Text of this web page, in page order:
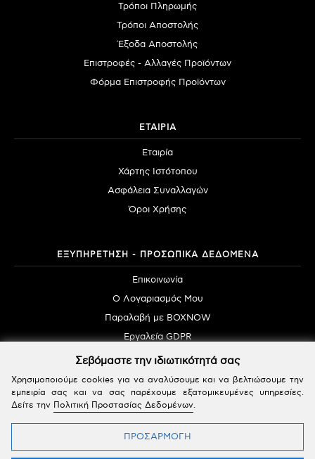
Τρόποι Πληρωμής
Τρόποι Αποστολής
Έξοδα Αποστολής
Επιστροφές - Αλλαγές Προϊόντων
Φόρμα Επιστροφής Προϊόντων
ΕΤΑΙΡΙΑ
Εταιρία
Χάρτης Ιστότοπου
Ασφάλεια Συναλλαγών
Όροι Χρήσης
ΕΞΥΠΗΡΕΤΗΣΗ - ΠΡΟΣΩΠΙΚΑ ΔΕΔΟΜΕΝΑ
Επικοινωνία
Ο Λογαριασμός Μου
Παραλαβή με BOXNOW
Εργαλεία GDPR
Powered by SBZ Systems & EMDI Business Management © 2026 | All Rights Reserved
Σεβόμαστε την ιδιωτικότητά σας
Χρησιμοποιούμε cookies για να αναλύσουμε και να βελτιώσουμε την
εμπειρία σας και να σας παρέχουμε εξατομικευμένες υπηρεσίες.
Δείτε την Πολιτική Προστασίας Δεδομένων.
ΠΡΟΣΑΡΜΟΓΗ